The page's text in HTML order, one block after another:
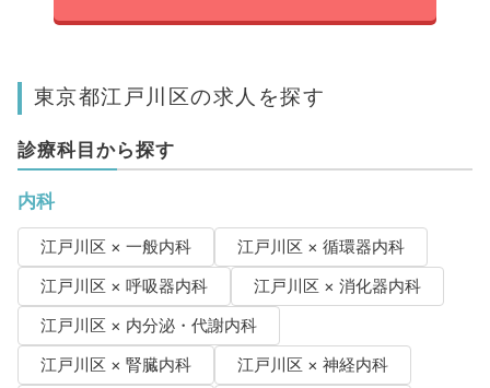
東京都江戸川区の求人を探す
診療科目から探す
内科
江戸川区 × 一般内科
江戸川区 × 循環器内科
江戸川区 × 呼吸器内科
江戸川区 × 消化器内科
江戸川区 × 内分泌・代謝内科
江戸川区 × 腎臓内科
江戸川区 × 神経内科